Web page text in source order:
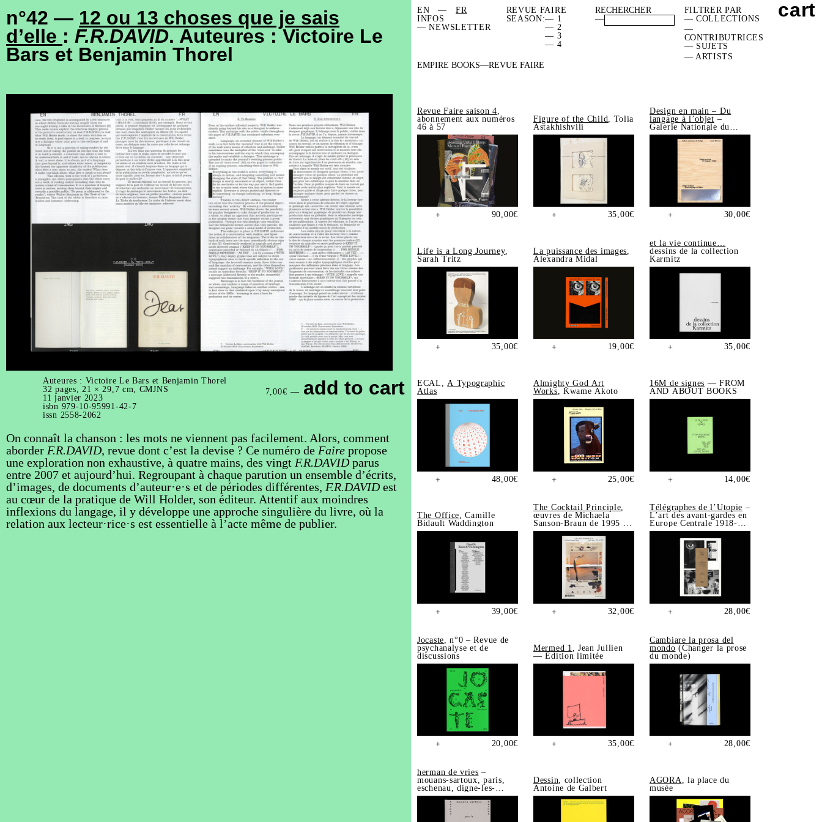
n°42 — 12 ou 13 choses que je sais
d’elle : F.R.DAVID. Auteures : Victoire Le
Bars et Benjamin Thorel
Auteures : Victoire Le Bars et Benjamin Thorel
32 pages, 21 × 29,7 cm, CMJNS
11 janvier 2023
isbn 979-10-95991-42-7
issn 2558-2062
7,00€ — add to cart
On connaît la chanson : les mots ne viennent pas facilement. Alors, comment
aborder F.R.DAVID, revue dont c’est la devise ? Ce numéro de Faire propose
une exploration non exhaustive, à quatre mains, des vingt F.R.DAVIDparus
entre 2007 et aujourd’hui. Regroupant à chaque parution un ensemble d’écrits,
d’images, de documents d’auteur·e·s et de périodes différentes, F.R.DAVIDest
au cœur de la pratique de Will Holder, son éditeur. Attentif aux moindres
inflexions du langage, il y développe une approche singulière du livre, où la
relation aux lecteur·rice·s est essentielle à l’acte même de publier.
EN
FR
INFOS
— NEWSLETTER
REVUE FAIRE
SEASON:— 1
— 2
— 3
— 4
—
FILTRER PAR
— COLLECTIONS
—
CONTRIBUTRICES
— SUJETS
— ARTISTS
EMPIRE BOOKS
REVUE FAIRE
Revue Faire saison 4
abonnement aux numéros
46 à 57
+ 90,00€
Figure of the Child
, Tolia
Astakhishvili
+ 35,00€
Design en main – Du
langage à l’objet –
Galerie Nationale du
Design, Saint-Étienne
+ 30,00€
Life is a Long Journey,
Sarah Tritz
+ 35,00€
La puissance des images,
Alexandra Midal
+ 19,00€
et la vie continue…
dessins de la collection
Karmitz
+ 35,00€
ECAL,A Typographic
Atlas
+ 48,00€
Almighty God Art
Works, Kwame Akoto
+ 25,00€
16M de signes — FROM
AND ABOUT BOOKS
+ 14,00€
The Office, Camille
Bidault Waddington
+ 39,00€
The Cocktail Principle,
œuvres de Michaela
Sanson-Braun de 1995 à
2025
+ 32,00€
Télégraphes de l’Utopie –
L’art des avant-gardes en
Europe Centrale 1918-
1939, Sonia de Puineuf
+ 28,00€
Jocaste , n°0 – Revue de
psychanalyse et de
discussions
+ 20,00€
Mermed 1
, Jean Jullien
— Édition limitée
+ 35,00€
Cambiare la prosa del
mondo (Changer la prose
du monde)
+ 28,00€
herman de vries –
mouans-sartoux, paris,
eschenau, digne-les-
bains, trédrez-
locquémeau
Dessin , collection
Antoine de Galbert
AGORA , la place du
musée
cart